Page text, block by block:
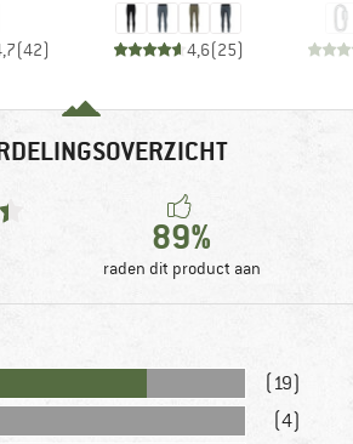
(42) 4,6(25)
89%
raden dit product aan
(19)
(4)